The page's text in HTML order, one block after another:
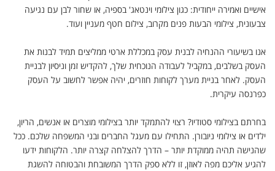
אישיים ואמירה ייחודית: כגון צילומי וינטאג' בספיה, או שחור לבן עם נגיעה
צבעונית, צילומי הבעות פנים מקרוב, צילום חטף מעניין ועוד.
אנו בשיעורי ההנחיה לבנית עסק במכללת ארטי ממליצים תמיד לבנות את
העסק בשלבים, במקביל לעבודה הנוכחית שלך, להקדיש זמן וניסיון לבניית
העסק. לאחר בניית מערך לקוחות חוזרים, יהיה אפשר לחשוב על העסק
כפרנסה עיקרית.
בחרתם בצילומי סטודיו? רצוי להתמקד יותר בצילומי מוצרים או אנשים, הריון,
ילדים או צילומי ניובורן. התחילו עם מעגל החברים ובני המשפחה שלכם. ככל
שהנישה תהיה ממוקדת יותר – הדרך להצלחה קצרה יותר. הלקוחות ידעו
להגיע אליכם מפה לאוזן, זו ללא ספק הדרך המשובחת והבטוחה להשגת